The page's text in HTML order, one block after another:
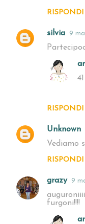
RISPONDI
silvia 9
RISPONDI
41
Unknown
Vediamo
RISPONDI
grazy 9
furgoni!!!!